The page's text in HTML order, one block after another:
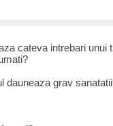
cateva intrebari unui
dauneaza grav